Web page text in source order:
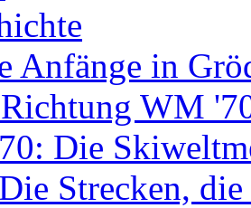
Anfänge in
WM
Die
Die Strecken,